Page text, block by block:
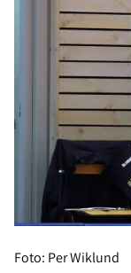
Foto: Per Wiklund